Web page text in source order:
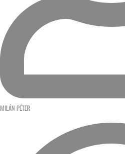
MILÁN PÉTER